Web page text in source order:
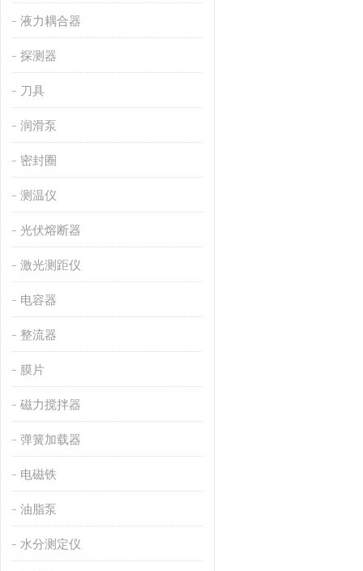
液力耦合器
探测器
刀具
润滑泵
密封圈
测温仪
光伏熔断器
激光测距仪
电容器
整流器
膜片
磁力搅拌器
弹簧加载器
电磁铁
油脂泵
水分测定仪